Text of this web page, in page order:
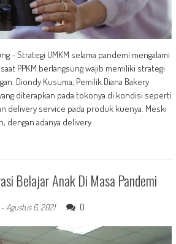
- Strategi UMKM selama pandemi mengalami
PPKM berlangsung wajib memiliki strategi
Diondy Kusuma, Pemilik Diana Bakery
diterapkan pada tokonya di kondisi seperti
delivery service pada produk kuenya. Meski
dengan adanya delivery
Belajar Anak Di Masa Pandemi
Agustus 6, 2021 0